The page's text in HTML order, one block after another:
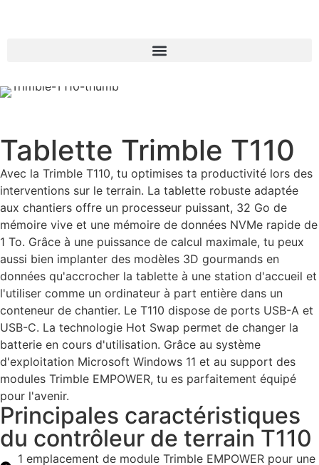
Tablette Trimble T110
Avec la Trimble T110, tu optimises ta productivité lors des
interventions sur le terrain. La tablette robuste adaptée
aux chantiers offre un processeur puissant, 32 Go de
mémoire vive et une mémoire de données NVMe rapide de
1 To. Grâce à une puissance de calcul maximale, tu peux
aussi bien implanter des modèles 3D gourmands en
données qu'accrocher la tablette à une station d'accueil et
l'utiliser comme un ordinateur à part entière dans un
conteneur de chantier. Le T110 dispose de ports USB-A et
USB-C. La technologie Hot Swap permet de changer la
batterie en cours d'utilisation. Grâce au système
d'exploitation Microsoft Windows 11 et au support des
modules Trimble EMPOWER, tu es parfaitement équipé
pour l'avenir.
Principales caractéristiques
du contrôleur de terrain T110
1 emplacement de module Trimble EMPOWER pour une